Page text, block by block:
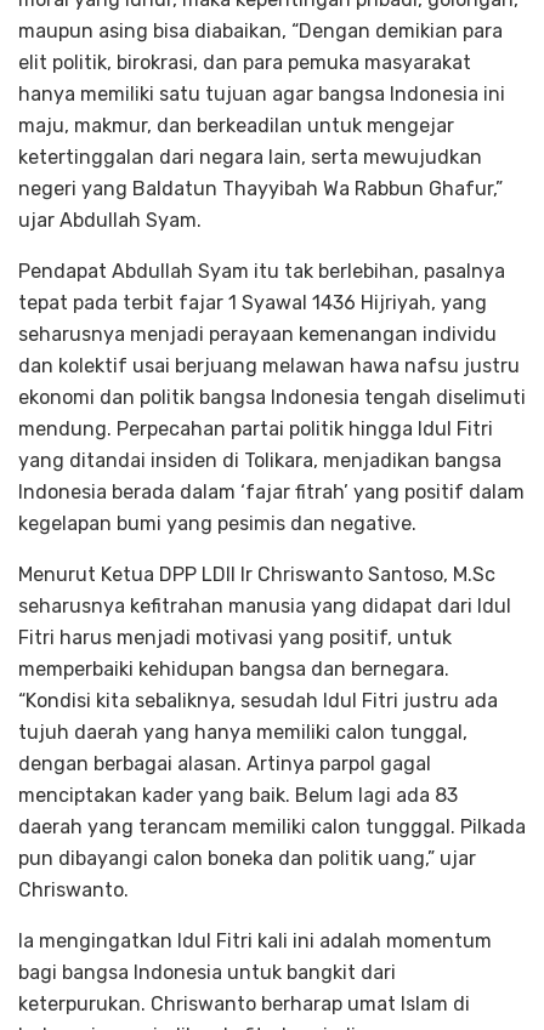
maupun asing bisa diabaikan, “Dengan demikian para
elit politik, birokrasi, dan para pemuka masyarakat
hanya memiliki satu tujuan agar bangsa Indonesia ini
maju, makmur, dan berkeadilan untuk mengejar
ketertinggalan dari negara lain, serta mewujudkan
negeri yang Baldatun Thayyibah Wa Rabbun Ghafur,”
ujar Abdullah Syam.
Pendapat Abdullah Syam itu tak berlebihan, pasalnya
tepat pada terbit fajar 1 Syawal 1436 Hijriyah, yang
seharusnya menjadi perayaan kemenangan individu
dan kolektif usai berjuang melawan hawa nafsu justru
ekonomi dan politik bangsa Indonesia tengah diselimuti
mendung. Perpecahan partai politik hingga Idul Fitri
yang ditandai insiden di Tolikara, menjadikan bangsa
Indonesia berada dalam ‘fajar fitrah’ yang positif dalam
kegelapan bumi yang pesimis dan negative.
Menurut Ketua DPP LDII Ir Chriswanto Santoso, M.Sc
seharusnya kefitrahan manusia yang didapat dari Idul
Fitri harus menjadi motivasi yang positif, untuk
memperbaiki kehidupan bangsa dan bernegara.
“Kondisi kita sebaliknya, sesudah Idul Fitri justru ada
tujuh daerah yang hanya memiliki calon tunggal,
dengan berbagai alasan. Artinya parpol gagal
menciptakan kader yang baik. Belum lagi ada 83
daerah yang terancam memiliki calon tungggal. Pilkada
pun dibayangi calon boneka dan politik uang,” ujar
Chriswanto.
Ia mengingatkan Idul Fitri kali ini adalah momentum
bagi bangsa Indonesia untuk bangkit dari
keterpurukan. Chriswanto berharap umat Islam di